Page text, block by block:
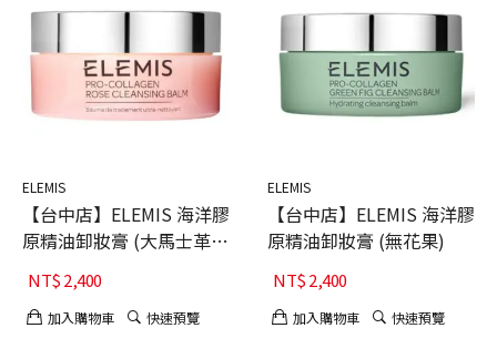
ELEMIS
【台中店】ELEMIS 海洋膠
原精油卸妝膏 (大馬士革玫
瑰版)
NT$2,400
加入購物車 快速預覽
ELEMIS
【台中店】ELEMIS 海洋膠
原精油卸妝膏 (無花果)
NT$2,400
加入購物車 快速預覽